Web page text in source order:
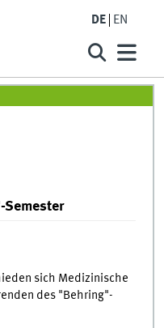
DE EN
sich Medizinische
des "Behring"-